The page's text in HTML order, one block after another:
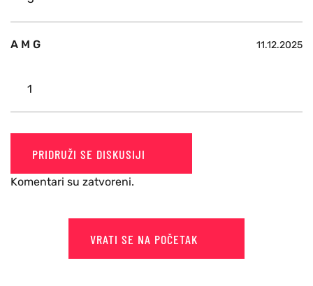
A M G 11.12.2025
1
PRIDRUŽI SE DISKUSIJI
Komentari su zatvoreni.
VRATI SE NA POČETAK